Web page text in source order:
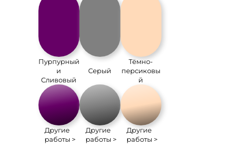
Пурпурный
и
Сливовый
Другие
работы >
Серый
Другие
работы >
Тёмно-
персиковы
й
Другие
работы >